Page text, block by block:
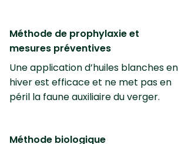
Méthode de prophylaxie et
mesures préventives
Une application d’huiles blanches en
hiver est efficace et ne met pas en
péril la faune auxiliaire du verger.
Méthode biologique